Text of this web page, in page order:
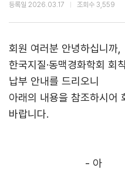
등록일 2026.03.17 조회수 3,559
회원 여러분 안녕하십니까,
한국지질·동맥경화학회 회
납부 안내를 드리오니
아래의 내용을 참조하시어
바랍니다.
- 아 래